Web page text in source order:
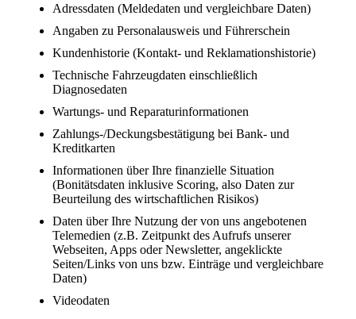
Adressdaten (Meldedaten und vergleichbare Daten)
Angaben zu Personalausweis und Führerschein
Kundenhistorie (Kontakt- und Reklamationshistorie)
Technische Fahrzeugdaten einschließlich
Diagnosedaten
Wartungs- und Reparaturinformationen
Zahlungs-/Deckungsbestätigung bei Bank- und
Kreditkarten
Informationen über Ihre finanzielle Situation
(Bonitätsdaten inklusive Scoring, also Daten zur
Beurteilung des wirtschaftlichen Risikos)
Daten über Ihre Nutzung der von uns angebotenen
Telemedien (z.B. Zeitpunkt des Aufrufs unserer
Webseiten, Apps oder Newsletter, angeklickte
Seiten/Links von uns bzw. Einträge und vergleichbare
Daten)
Videodaten